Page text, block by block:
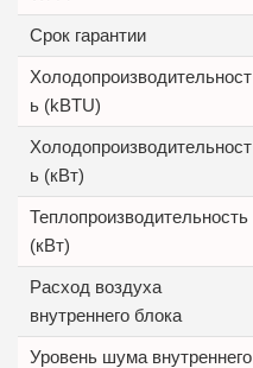
Срок гарантии
Холодопроизводительност
ь (kBTU)
Холодопроизводительност
ь (кВт)
Теплопроизводительность
(кВт)
Расход воздуха
внутреннего блока
Уровень шума внутреннего